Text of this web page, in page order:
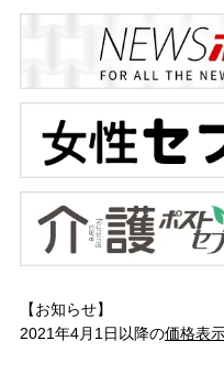
【お知らせ】
2021年4月1日以降の価格表